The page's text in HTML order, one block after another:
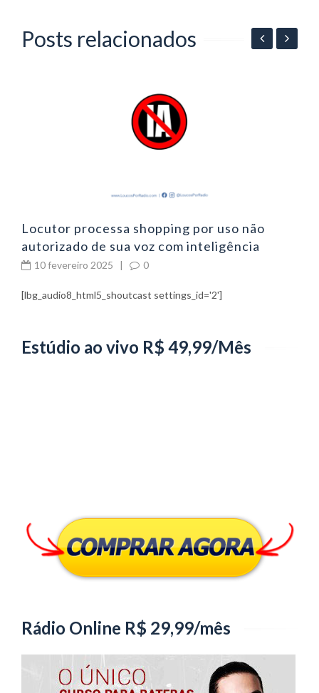
Posts relacionados
Locutor processa shopping por uso não
autorizado de sua voz com inteligência
artificial
10 fevereiro 2025 | 0
[lbg_audio8_html5_shoutcast settings_id='2']
Estúdio ao vivo R$ 49,99/Mês
Rádio Online R$ 29,99/mês